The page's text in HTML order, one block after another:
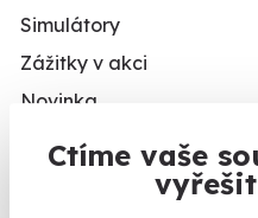
Ctíme vaše
Simulátory
Zážitky v akci
Novinka
Exkluzivně u Zážitky.cz